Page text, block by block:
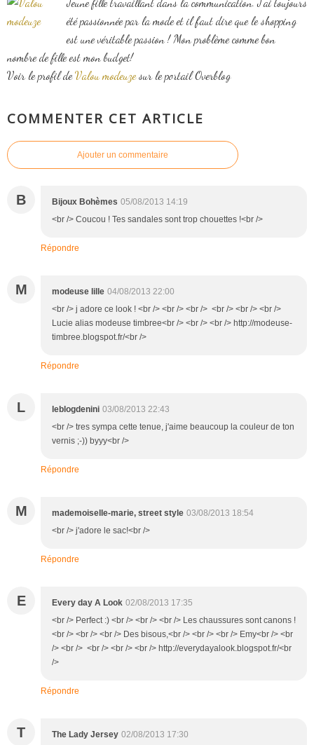
Jeune fille travaillant dans la communication. J'ai toujours
été passionnée par la mode et il faut dire que le shopping
est une véritable passion ! Mon problème comme bon
nombre de fille est mon budget!
Voir le profil deValou modeuzesur le portail Overblog
COMMENTER CET ARTICLE
Ajouter un commentaire
B Bijoux Bohèmes 05/08/2013 14:19
<br /> Coucou ! Tes sandales sont trop chouettes !<br />
Répondre
M modeuse lille 04/08/2013 22:00
<br /> j adore ce look ! <br /> <br /> <br /> <br /> <br /> <br />
Lucie alias modeuse timbree<br /> <br /> <br /> http://modeuse-
timbree.blogspot.fr/<br />
Répondre
L leblogdenini 03/08/2013 22:43
<br /> tres sympa cette tenue, j'aime beaucoup la couleur de ton
vernis ;-)) byyy<br />
Répondre
M mademoiselle-marie, street style 03/08/2013 18:54
<br /> j'adore le sac!<br />
Répondre
E Every day A Look 02/08/2013 17:35
<br /> Perfect :) <br /> <br /> <br /> Les chaussures sont canons !
<br /> <br /> <br /> Des bisous,<br /> <br /> <br /> Emy<br /> <br
/> <br /> <br /> <br /> <br /> http://everydayalook.blogspot.fr/<br
/>
Répondre
T The Lady Jersey 02/08/2013 17:30